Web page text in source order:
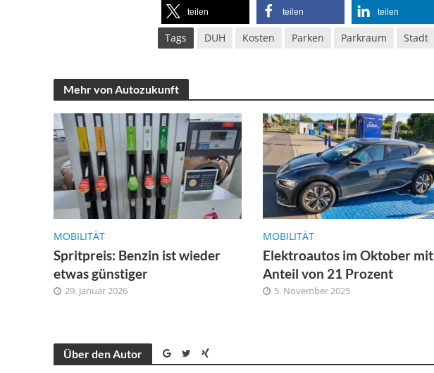
teilen teilen teilen
Tags DUH Kosten Parken Parkraum Stadt
Mehr von Autozukunft
MOBILITÄT
Spritpreis: Benzin ist wieder
etwas günstiger
29. Januar 2026
MOBILITÄT
Elektroautos im Oktober mit
Anteil von 21 Prozent
5. November 2025
Über den Autor